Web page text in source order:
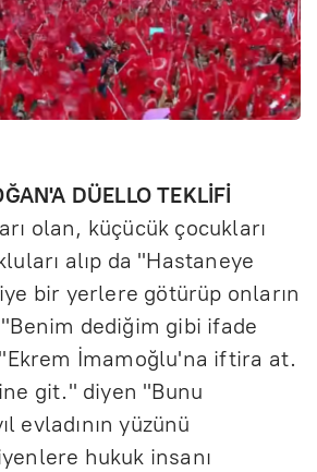
DÜELLO TEKLİFİ
olan, küçücük çocukları
alıp da "Hastaneye
bir yerlere götürüp onların
"Benim dediğim gibi ifade
İmamoğlu'na iftira at.
git." diyen "Bunu
evladının yüzünü
hukuk insanı